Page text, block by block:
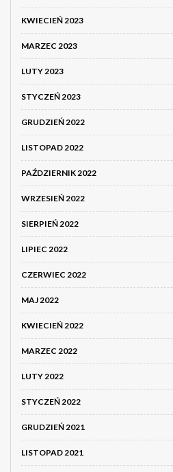
KWIECIEŃ 2023
MARZEC 2023
LUTY 2023
STYCZEŃ 2023
GRUDZIEŃ 2022
LISTOPAD 2022
PAŹDZIERNIK 2022
WRZESIEŃ 2022
SIERPIEŃ 2022
LIPIEC 2022
CZERWIEC 2022
MAJ 2022
KWIECIEŃ 2022
MARZEC 2022
LUTY 2022
STYCZEŃ 2022
GRUDZIEŃ 2021
LISTOPAD 2021